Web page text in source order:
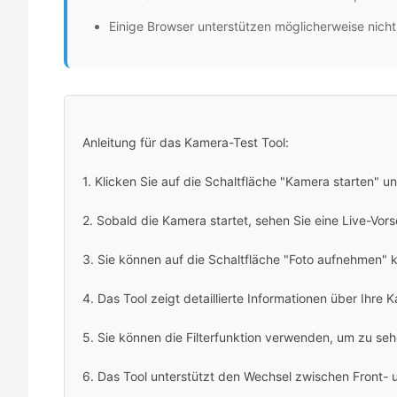
Einige Browser unterstützen möglicherweise
Anleitung für das Kamera-Test Tool:
1. Klicken Sie auf die Schaltfläche "Kamera starten"
2. Sobald die Kamera startet, sehen Sie eine Live-
3. Sie können auf die Schaltfläche "Foto aufnehmen"
4. Das Tool zeigt detaillierte Informationen über Ihre
5. Sie können die Filterfunktion verwenden, um zu
6. Das Tool unterstützt den Wechsel zwischen Front-